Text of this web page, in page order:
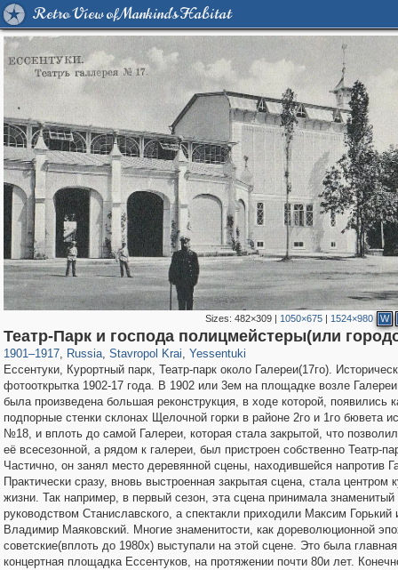
Retro View of Mankind's Habitat
Sizes:482×309 | 1050×675 | 1524×980 W
Театр-Парк и господа полицмейстеры(или
1901–1917, Russia
1,406,257 29,243
, Stavropol Krai
11,845 159
, Yessentuki
1,916 27
Ессентуки, Курортный парк, Театр-парк около Галереи(17го).
фотооткрытка 1902-17 года. В 1902 или 3ем на площадке возле Галереи
была произведена большая реконструкция, в ходе которой, появились
подпорные стенки склонах Щелочной горки в районе 2го и 1го бювета
№18, и вплоть до самой Галереи, которая стала закрытой, что
её всесезонной, а рядом к галереи, был пристроен собственно Театр-
Частично, он занял место деревянной сцены, находившейся напротив
Практически сразу, вновь выстроенная закрытая сцена, стала центром
жизни. Так например, в первый сезон, эта сцена принимала
руководством Станиславского, а спектакли приходили Максим Горький
Владимир Маяковский. Многие знаменитости, как дореволюционной
советские(вплоть до 1980х) выступали на этой сцене. Это была главная
концертная площадка Ессентуков, на протяжении почти 80и лет.